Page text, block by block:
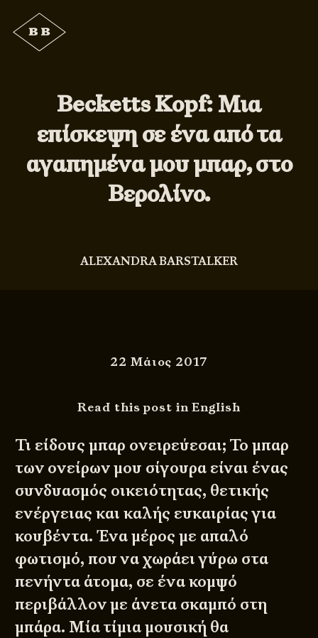
Becketts Kopf: Μια
επίσκεψη σε ένα από τα
αγαπημένα μου μπαρ, στο
Βερολίνο.
ALEXANDRA BARSTALKER
22 Μάιος 2017
Read this post in English
Τι είδους μπαρ ονειρεύεσαι; Το μπαρ
των ονείρων μου σίγουρα είναι ένας
συνδυασμός οικειότητας, θετικής
ενέργειας και καλής ευκαιρίας για
κουβέντα. Ένα μέρος με απαλό
φωτισμό, που να χωράει γύρω στα
πενήντα άτομα, σε ένα κομψό
περιβάλλον με άνετα σκαμπό στη
μπάρα. Μία τίμια μουσική θα